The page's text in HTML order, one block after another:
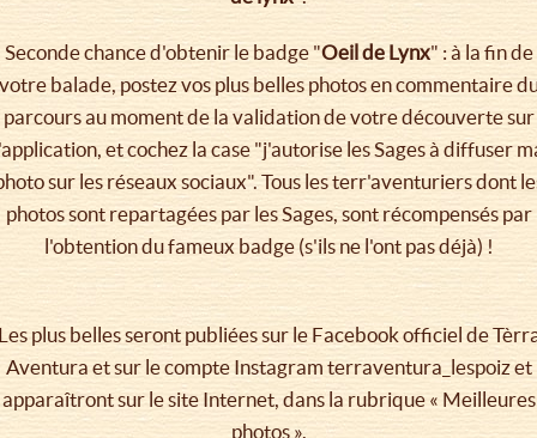
Seconde chance d'obtenir le badge "Oeil de Lynx" : à la fin de
balade, postez vos plus belles photos en commentaire
parcours au moment de la validation de votre découverte sur
et cochez la case "j'autorise les Sages à diffuser
sur les réseaux sociaux". Tous les terr'aventuriers dont
photos sont repartagées par les Sages, sont récompensés par
l'obtention du fameux badge (s'ils ne l'ont pas déjà) !
plus belles seront publiées sur le Facebook officiel de
Aventura et sur le compte Instagram terraventura_lespoiz et
apparaîtront sur le site Internet, dans la rubrique « Meilleures
photos ».